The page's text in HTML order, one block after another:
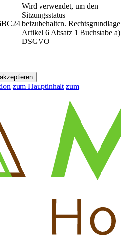
Wird verwendet, um den
Sitzungsstatus
beizubehalten.
Artikel 6 Absatz 1 Buchstabe a)
DSGVO
zum Hauptinhalt zum